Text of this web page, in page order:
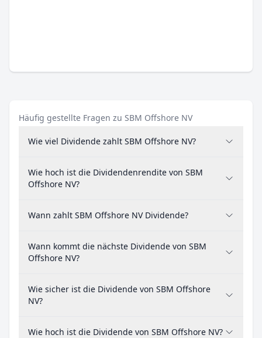
Häufig gestellte Fragen zu SBM Offshore NV
Wie viel Dividende zahlt SBM Offshore NV?
Wie hoch ist die Dividendenrendite von SBM
Offshore NV?
Wann zahlt SBM Offshore NV Dividende?
Wann kommt die nächste Dividende von SBM
Offshore NV?
Wie sicher ist die Dividende von SBM Offshore
NV?
Wie hoch ist die Dividende von SBM Offshore NV?